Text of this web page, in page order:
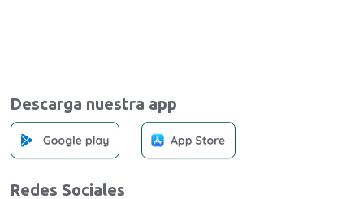
Descarga nuestra app
Redes Sociales